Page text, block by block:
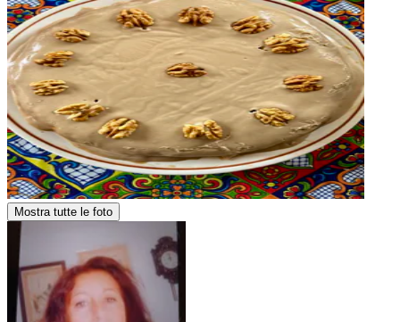
Mostra tutte le foto